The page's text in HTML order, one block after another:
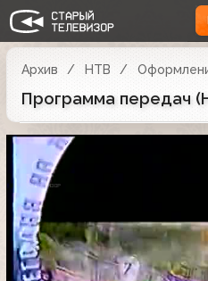
Архив НТВ
Программа передач